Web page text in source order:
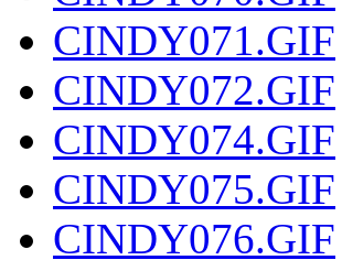
CINDY071.GIF
CINDY072.GIF
CINDY074.GIF
CINDY075.GIF
CINDY076.GIF